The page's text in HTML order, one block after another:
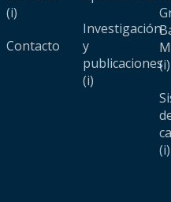
(i)
Contacto
Investigación
y
publicaciones
(i)
(i)
(i)